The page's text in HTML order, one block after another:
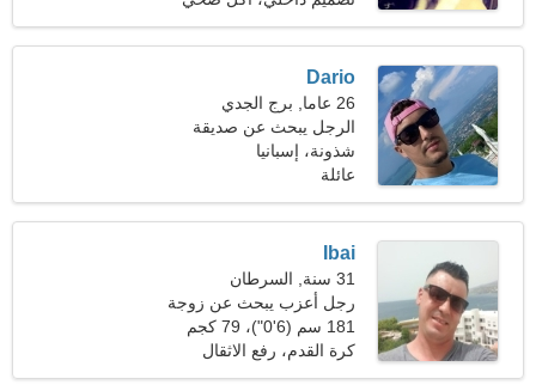
Dario
26 عاما, برج الجدي
الرجل يبحث عن صديقة
شذونة، إسبانيا
عائلة
Ibai
31 سنة, السرطان
رجل أعزب يبحث عن زوجة
181 سم (6'0")، 79 كجم
(174 رطلا)
كرة القدم، رفع الاثقال